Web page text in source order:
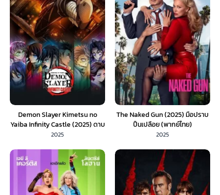
Demon Slayer Kimetsu no
Yaiba Infinity Castle (2025) ดาบ
พิฆาตอสูร ภาคปราสาทไร้ขอบเขต
2025
The Naked Gun (2025) มือปราบ
ปืนเปลือย (พากย์ไทย)
2025